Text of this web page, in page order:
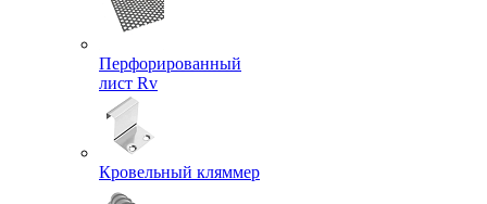
Перфорированный
лист Rv
Кровельный кляммер